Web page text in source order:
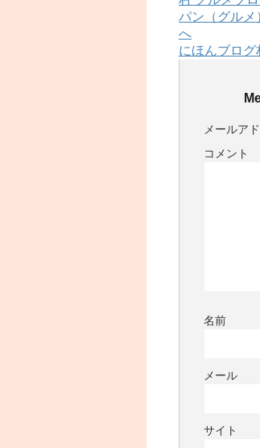
にほんブログ
メールア
コメント
名前
メール
サイト